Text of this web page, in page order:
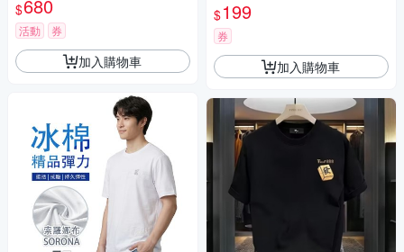
$680
活動 券
加入購物車
$199
券
加入購物車